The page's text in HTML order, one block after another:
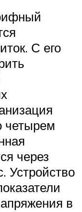
С его
четырем
через
Устройство
в